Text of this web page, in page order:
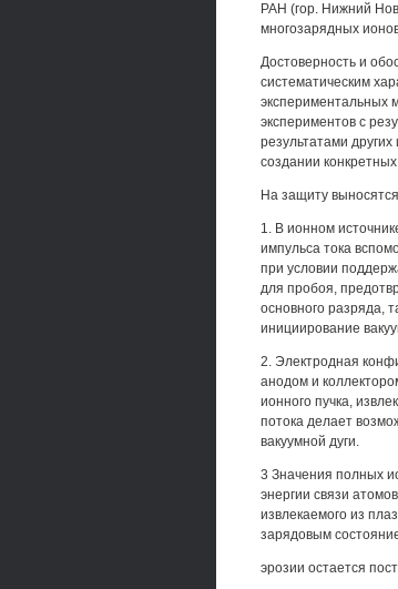
РАН (гор. Нижний
многозарядных
Достоверность и
систематическим
экспериментальных
экспериментов с
результатами
создании
На защиту
1. В ионном
импульса тока
при условии
для пробоя,
основного разряда,
инициирование
2. Электродная
анодом и
ионного пучка,
потока делает
вакуумной дуги.
3 Значения полных
энергии связи
извлекаемого из
зарядовым
эрозии остается